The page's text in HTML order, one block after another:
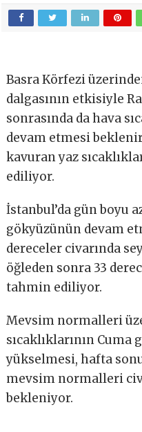
Basra Körfezi
dalgasının etkisiyle
sonrasında da hava
devam etmesi
kavuran yaz
ediliyor.
İstanbul’da gün boyu
gökyüzünün devam
dereceler civarında
öğleden sonra 33
tahmin ediliyor.
Mevsim normalleri
sıcaklıklarının Cuma
yükselmesi, hafta
mevsim normalleri
bekleniyor.